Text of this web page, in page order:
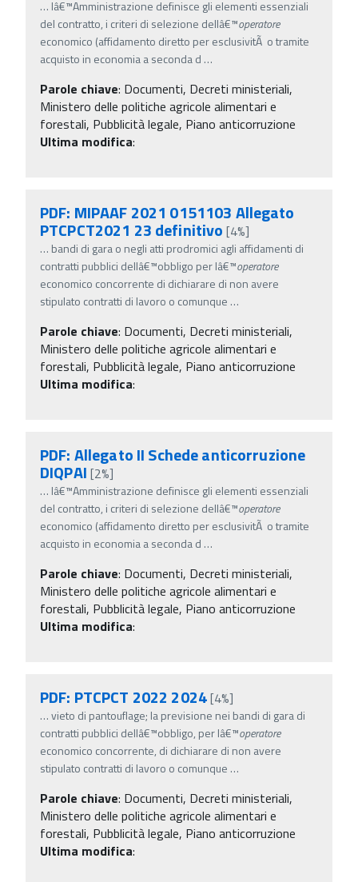
… lâ€™Amministrazione definisce gli elementi essenziali
del contratto, i criteri di selezione dellâ€™operatore
economico (affidamento diretto per esclusivitÃ o tramite
acquisto in economia a seconda d …
Parole chiave: Documenti, Decreti ministeriali,
Ministero delle politiche agricole alimentari e
forestali, Pubblicità legale, Piano anticorruzione
Ultima modifica:
PDF: MIPAAF 2021 0151103 Allegato
PTCPCT2021 23 definitivo [4%]
… bandi di gara o negli atti prodromici agli affidamenti di
contratti pubblici dellâ€™obbligo per lâ€™operatore
economico concorrente di dichiarare di non avere
stipulato contratti di lavoro o comunque …
Parole chiave: Documenti, Decreti ministeriali,
Ministero delle politiche agricole alimentari e
forestali, Pubblicità legale, Piano anticorruzione
Ultima modifica:
PDF: Allegato II Schede anticorruzione
DIQPAI [2%]
… lâ€™Amministrazione definisce gli elementi essenziali
del contratto, i criteri di selezione dellâ€™operatore
economico (affidamento diretto per esclusivitÃ o tramite
acquisto in economia a seconda d …
Parole chiave: Documenti, Decreti ministeriali,
Ministero delle politiche agricole alimentari e
forestali, Pubblicità legale, Piano anticorruzione
Ultima modifica:
PDF: PTCPCT 2022 2024[4%]
…vieto di pantouflage; la previsione nei bandi di gara di
contratti pubblici dellâ€™obbligo, per lâ€™operatore
economico concorrente, di dichiarare di non avere
stipulato contratti di lavoro o comunque …
Parole chiave: Documenti, Decreti ministeriali,
Ministero delle politiche agricole alimentari e
forestali, Pubblicità legale, Piano anticorruzione
Ultima modifica: